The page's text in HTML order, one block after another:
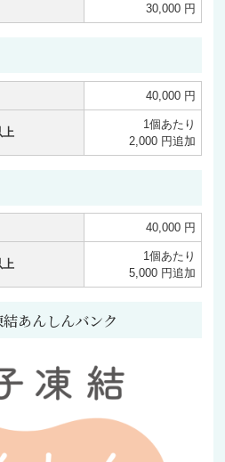
30,000 円
40,000 円
上
1個あたり
2,000 円追加
40,000 円
上
1個あたり
5,000 円追加
あんしんバンク